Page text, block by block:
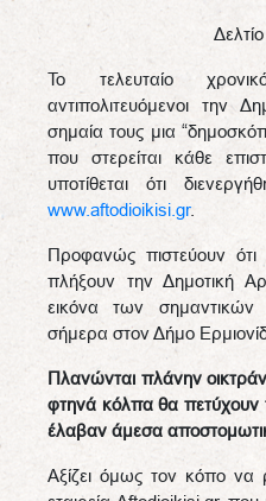
Το τελευταίο
αντιπολιτευόμενοι την
σημαία τους μια
που στερείται κάθε
υποτίθεται ότι
www.aftodioikisi.gr.
Προφανώς πιστεύουν
πλήξουν την Δημοτική
εικόνα των
σήμερα στον Δήμο
Πλανώνται πλάνην
φτηνά κόλπα θα πετύχουν
έλαβαν άμεσα
Αξίζει όμως τον κόπο να